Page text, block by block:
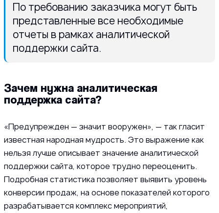
По требованию заказчика могут быть
представленные все необходимые
отчеты в рамках аналитической
поддержки сайта.
Зачем нужна аналитическая
поддержка сайта?
«Предупрежден — значит вооружен», — так гласит
известная народная мудрость. Это выражение как
нельзя лучше описывает значение аналитической
поддержки сайта, которое трудно переоценить.
Подробная статистика позволяет выявить уровень
конверсии продаж, на основе показателей которого
разрабатывается комплекс мероприятий,